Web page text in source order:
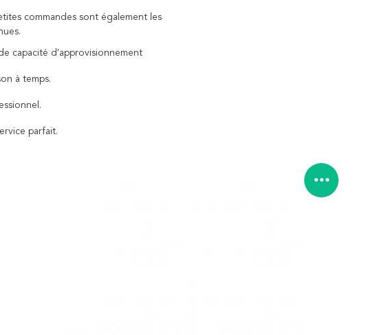
commandes sont également les
capacité d'approvisionnement
à temps.
parfait.